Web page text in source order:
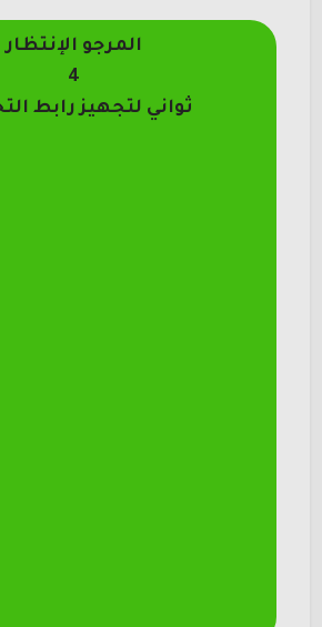
المرجو الإنتظار
4
ثواني لتجهيز رابط